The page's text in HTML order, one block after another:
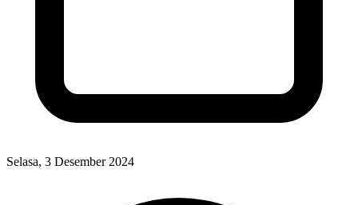
Selasa, 3 Desember 2024